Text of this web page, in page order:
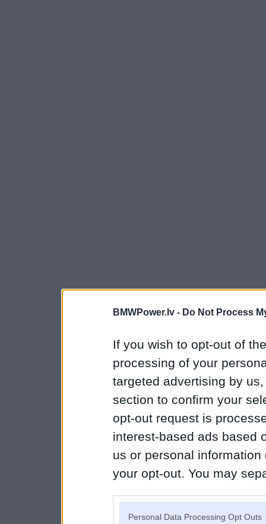
BMWPower.lv - Do Not Process
If you wish to opt-out of
processing of your
targeted advertising by
section to confirm your
opt-out request is
interest-based ads based
us or personal
your opt-out. You may
Personal Data Processing Opt Outs